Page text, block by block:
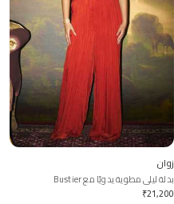
زوان
بدلة ليلى مطوية يدويًا مع Bustier
₹21,200